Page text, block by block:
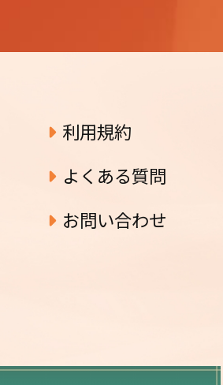
利用規約
よくある質問
お問い合わせ